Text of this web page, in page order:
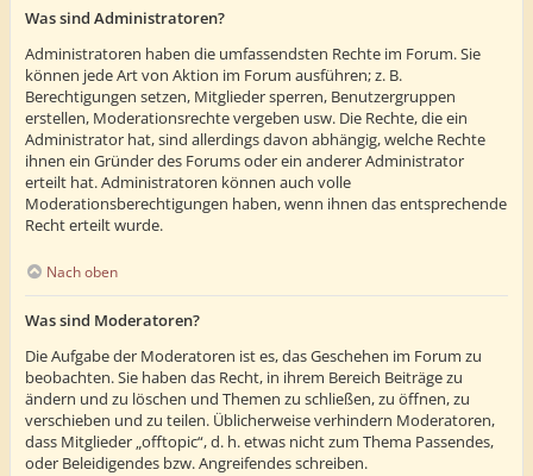
Was sind Administratoren?
Administratoren haben die umfassendsten Rechte im Forum. Sie
können jede Art von Aktion im Forum ausführen; z. B.
Berechtigungen setzen, Mitglieder sperren, Benutzergruppen
erstellen, Moderationsrechte vergeben usw. Die Rechte, die ein
Administrator hat, sind allerdings davon abhängig, welche Rechte
ihnen ein Gründer des Forums oder ein anderer Administrator
erteilt hat. Administratoren können auch volle
Moderationsberechtigungen haben, wenn ihnen das entsprechende
Recht erteilt wurde.
Nach oben
Was sind Moderatoren?
Die Aufgabe der Moderatoren ist es, das Geschehen im Forum zu
beobachten. Sie haben das Recht, in ihrem Bereich Beiträge zu
ändern und zu löschen und Themen zu schließen, zu öffnen, zu
verschieben und zu teilen. Üblicherweise verhindern Moderatoren,
dass Mitglieder „offtopic“, d. h. etwas nicht zum Thema Passendes,
oder Beleidigendes bzw. Angreifendes schreiben.